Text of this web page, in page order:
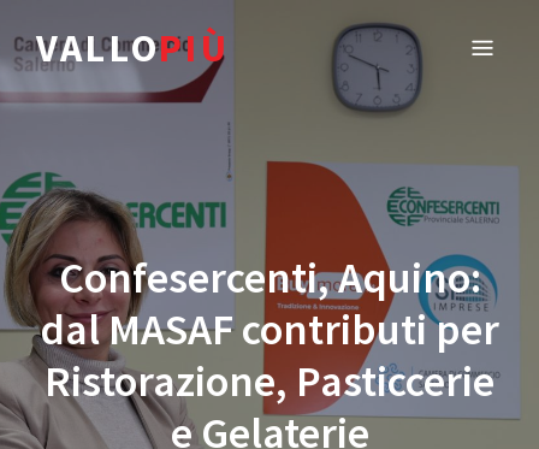
VALLOPIÙ
Confesercenti, Aquino:
dal MASAF contributi per
Ristorazione, Pasticcerie
e Gelaterie